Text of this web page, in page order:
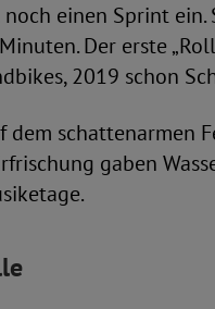
einen Sprint
Der erste
2019 schon
schattenarmen
gaben